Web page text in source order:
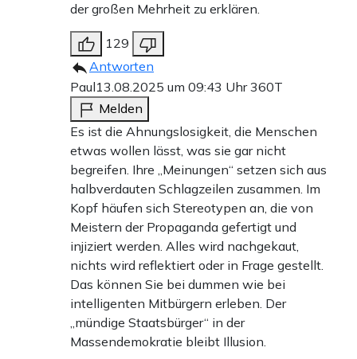
der großen Mehrheit zu erklären.
129
Antworten
Paul13.08.2025 um 09:43 Uhr360T
Melden
Es ist die Ahnungslosigkeit, die Menschen
etwas wollen lässt, was sie gar nicht
begreifen. Ihre „Meinungen“ setzen sich aus
halbverdauten Schlagzeilen zusammen. Im
Kopf häufen sich Stereotypen an, die von
Meistern der Propaganda gefertigt und
injiziert werden. Alles wird nachgekaut,
nichts wird reflektiert oder in Frage gestellt.
Das können Sie bei dummen wie bei
intelligenten Mitbürgern erleben. Der
„mündige Staatsbürger“ in der
Massendemokratie bleibt Illusion.